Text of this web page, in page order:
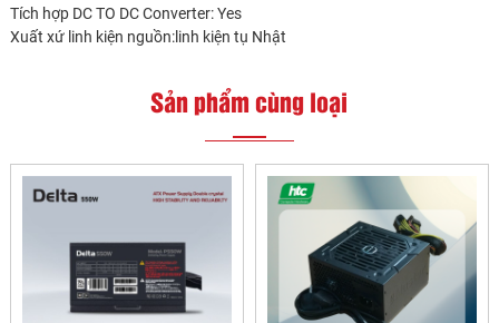
Tích hợp DC TO DC Converter: Yes
Xuất xứ linh kiện nguồn:linh kiện tụ Nhật
Sản phẩm cùng loại